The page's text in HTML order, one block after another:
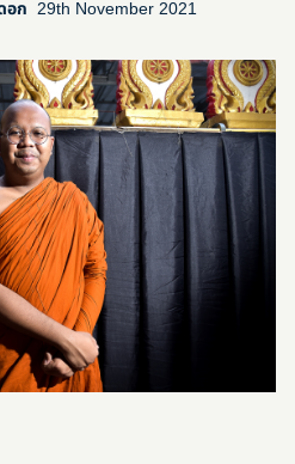
อก 29th November 2021